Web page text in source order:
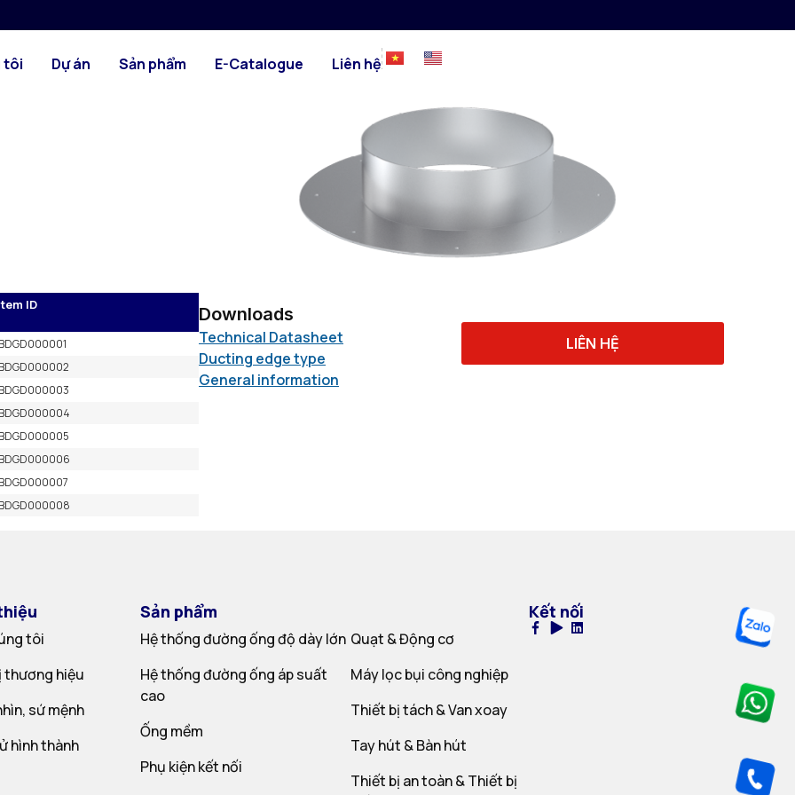
tôi Dự án Sản phẩm E-Catalogue Liên hệ
phía bên ngoài kết hợp với
ID
BDGD000001
BDGD000002
BDGD000003
BDGD000004
BDGD000005
BDGD000006
BDGD000007
BDGD000008
Downloads
Technical Datasheet
Ducting edge type
General information
LIÊN HỆ
tôi
thương hiệu
sứ mệnh
hình thành
Sản phẩm
Hệ thống đường ống độ dày lớn
Hệ thống đường ống áp suất
cao
Ống mềm
Phụ kiện kết nối
Quạt & Động cơ
Máy lọc bụi công nghiệp
Thiết bị tách & Van xoay
Tay hút & Bàn hút
Thiết bị an toàn & Thiết bị
Kết nối